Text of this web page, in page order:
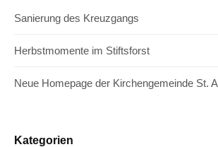
Sanierung des Kreuzgangs
Herbstmomente im Stiftsforst
Neue Homepage der Kirchengemeinde St.
Kategorien